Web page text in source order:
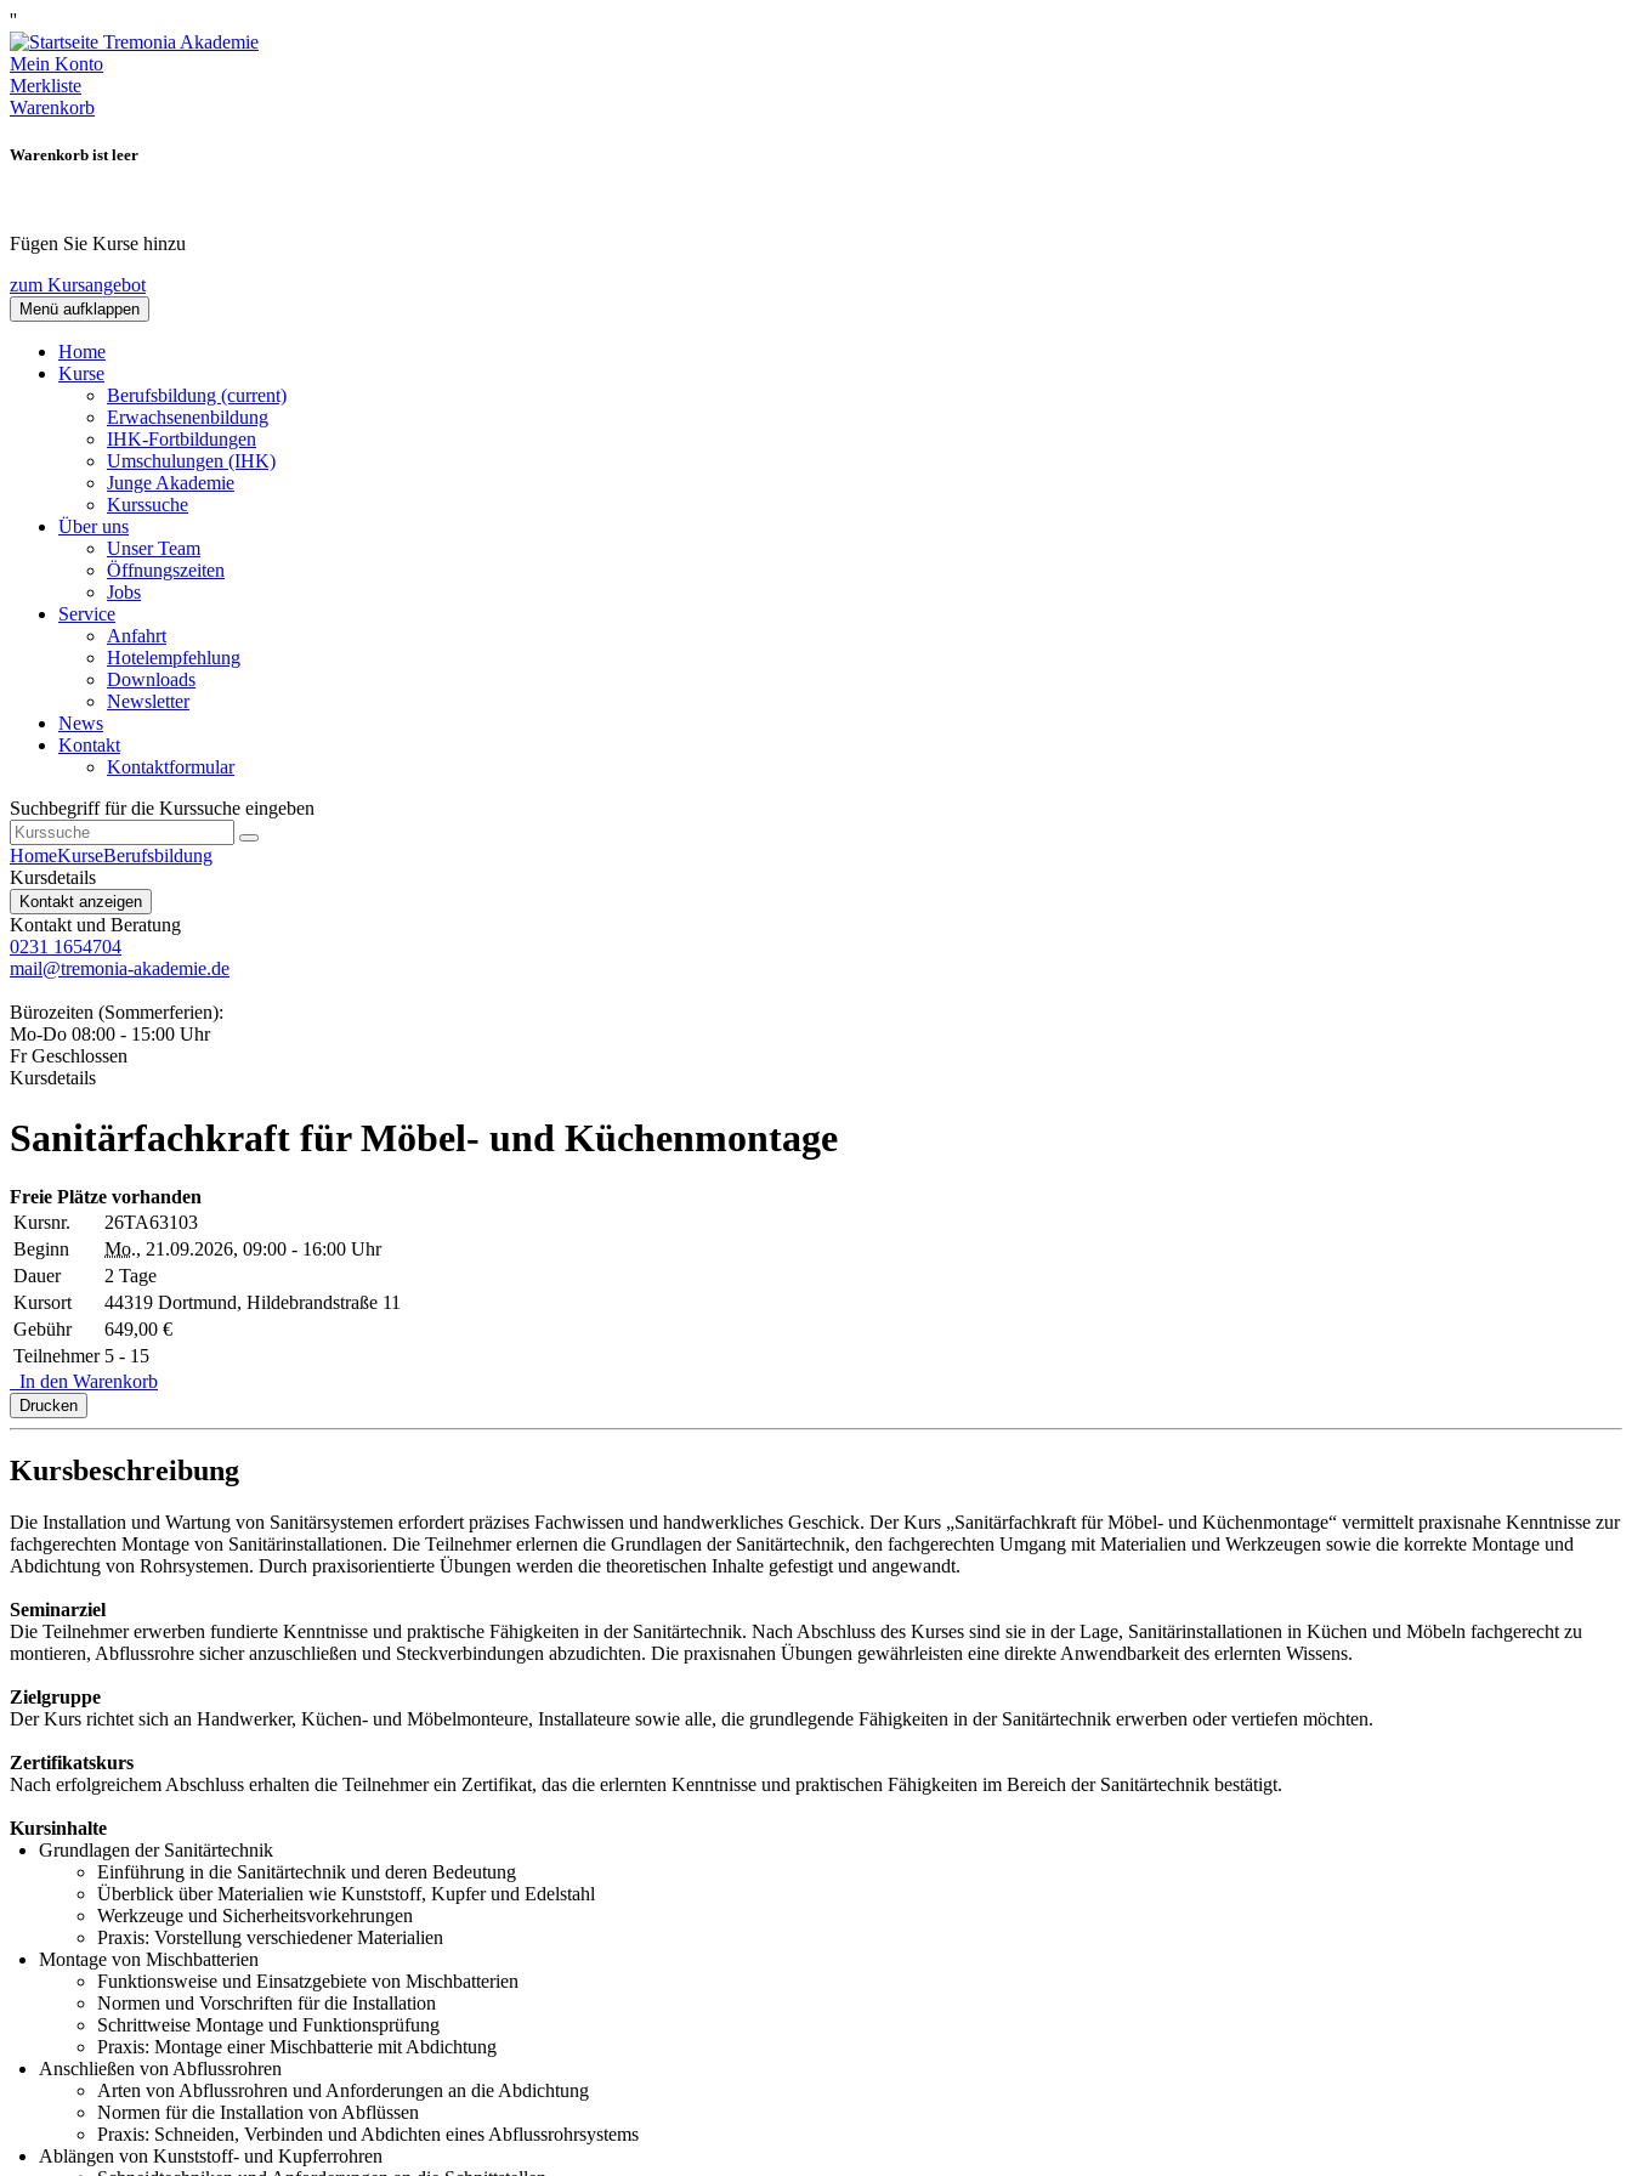
''
Mein Konto
Merkliste
Warenkorb
Warenkorb ist leer
Fügen Sie Kurse hinzu
zum Kursangebot
Menü aufklappen
Home
Kurse
Berufsbildung (current)
Erwachsenenbildung
IHK-Fortbildungen
Umschulungen (IHK)
Junge Akademie
Kurssuche
Über uns
Unser Team
Öffnungszeiten
Jobs
Service
Anfahrt
Hotelempfehlung
Downloads
Newsletter
News
Kontakt
Kontaktformular
Suchbegriff für die Kurssuche eingeben
HomeKurseBerufsbildung
Kursdetails
Kontakt anzeigen
Kontakt und Beratung
0231 1654704
mail@tremonia-akademie.de
Bürozeiten (Sommerferien):
Mo-Do 08:00 - 15:00 Uhr
Fr Geschlossen
Kursdetails
Sanitärfachkraft für Möbel- und Küchenmontage
Freie Plätze vorhanden
Kursnr.
26TA63103
Beginn
Mo., 21.09.2026, 09:00 - 16:00 Uhr
Dauer
2 Tage
Kursort
44319 Dortmund, Hildebrandstraße 11
Gebühr
649,00 €
Teilnehmer 5 - 15
In den Warenkorb
Drucken
Kursbeschreibung
Die Installation und Wartung von Sanitärsystemen erfordert präzises Fachwissen und handwerkliches Geschick. Der Kurs „Sanitärfachkraft für Möbel- und Küchenmontage“ vermittelt praxisnahe Kenntnisse zur
fachgerechten Montage von Sanitärinstallationen. Die Teilnehmer erlernen die Grundlagen der Sanitärtechnik, den fachgerechten Umgang mit Materialien und Werkzeugen sowie die korrekte Montage und
Abdichtung von Rohrsystemen. Durch praxisorientierte Übungen werden die theoretischen Inhalte gefestigt und angewandt.
Seminarziel
Die Teilnehmer erwerben fundierte Kenntnisse und praktische Fähigkeiten in der Sanitärtechnik. Nach Abschluss des Kurses sind sie in der Lage, Sanitärinstallationen in Küchen und Möbeln fachgerecht zu
montieren, Abflussrohre sicher anzuschließen und Steckverbindungen abzudichten. Die praxisnahen Übungen gewährleisten eine direkte Anwendbarkeit des erlernten Wissens.
Zielgruppe
Der Kurs richtet sich an Handwerker, Küchen- und Möbelmonteure, Installateure sowie alle, die grundlegende Fähigkeiten in der Sanitärtechnik erwerben oder vertiefen möchten.
Zertifikatskurs
Nach erfolgreichem Abschluss erhalten die Teilnehmer ein Zertifikat, das die erlernten Kenntnisse und praktischen Fähigkeiten im Bereich der Sanitärtechnik bestätigt.
Kursinhalte
Grundlagen der Sanitärtechnik
Einführung in die Sanitärtechnik und deren Bedeutung
Überblick über Materialien wie Kunststoff, Kupfer und Edelstahl
Werkzeuge und Sicherheitsvorkehrungen
Praxis: Vorstellung verschiedener Materialien
Montage von Mischbatterien
Funktionsweise und Einsatzgebiete von Mischbatterien
Normen und Vorschriften für die Installation
Schrittweise Montage und Funktionsprüfung
Praxis: Montage einer Mischbatterie mit Abdichtung
Anschließen von Abflussrohren
Arten von Abflussrohren und Anforderungen an die Abdichtung
Normen für die Installation von Abflüssen
Praxis: Schneiden, Verbinden und Abdichten eines Abflussrohrsystems
Ablängen von Kunststoff- und Kupferrohren